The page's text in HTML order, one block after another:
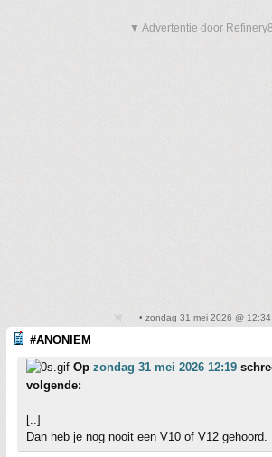
▼ Advertentie door
• zondag 31 mei 2026 @ 12:34
#ANONIEM
Op zondag 31 mei 2026 12:19
volgende:
[..]
Dan heb je nog nooit een V10 of V12 gehoord.